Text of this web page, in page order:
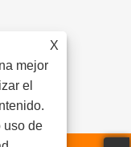
X
mejor
el
uso de